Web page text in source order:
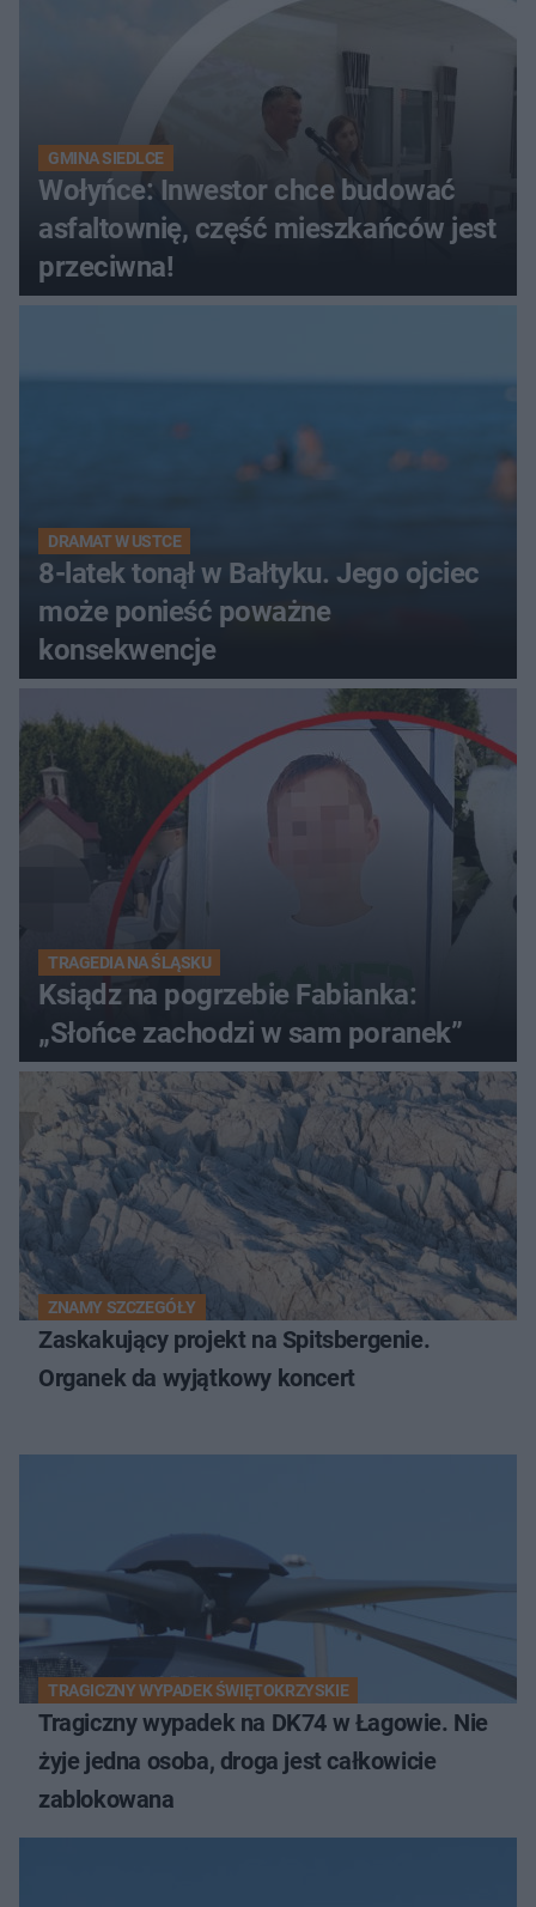
GMINA SIEDLCE
Wołyńce: Inwestor chce budować
asfaltownię, część mieszkańców jest
przeciwna!
DRAMAT W USTCE
8-latek tonął w Bałtyku. Jego ojciec
może ponieść poważne
konsekwencje
TRAGEDIA NA ŚLĄSKU
Ksiądz na pogrzebie Fabianka:
„Słońce zachodzi w sam poranek”
ZNAMY SZCZEGÓŁY
Zaskakujący projekt na Spitsbergenie.
Organek da wyjątkowy koncert
TRAGICZNY WYPADEK ŚWIĘTOKRZYSKIE
Tragiczny wypadek na DK74 w Łagowie. Nie
żyje jedna osoba, droga jest całkowicie
zablokowana